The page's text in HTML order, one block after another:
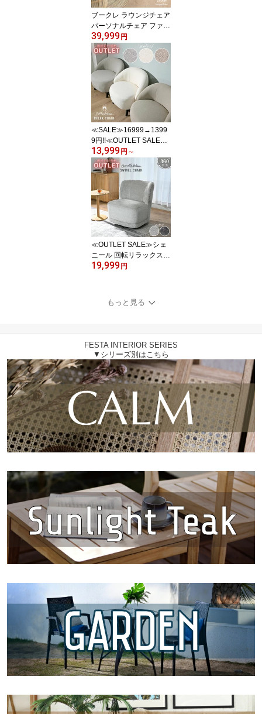
ブークレ ラウンジチェア
パーソナルチェア ファブ
リック 生地 ホワイト 白
オフ白 天然木 ブラウン
天然素材 もこもこ ふわ
ふわ ファッション イン
テリア シンプル 海外イ
ンテリア モダン おしゃ
れ ブークレチェア EVC2
60WH
39,999円
≪SALE≫16999→1399
9円!!≪OUTLET SALE≫
テディ リラックスチェア
チェア ソファ もこもこ
チェア パーソナルチェア
ミニマルデザイン 1人掛
け 3色展開 ひとり暮らし
おしゃれ グレージュ オ
フホワイト EWD102
13,999円 ～
≪OUTLET SALE≫シェ
ニール 回転リラックスチ
ェア チェア ソファ パー
感 サロン風チェア ひと
り暮らし 可愛い おしゃ
国カフェ EWD101
19,999円
もっと見る
FESTA INTERIOR SERIES
▼シリーズ別はこちら